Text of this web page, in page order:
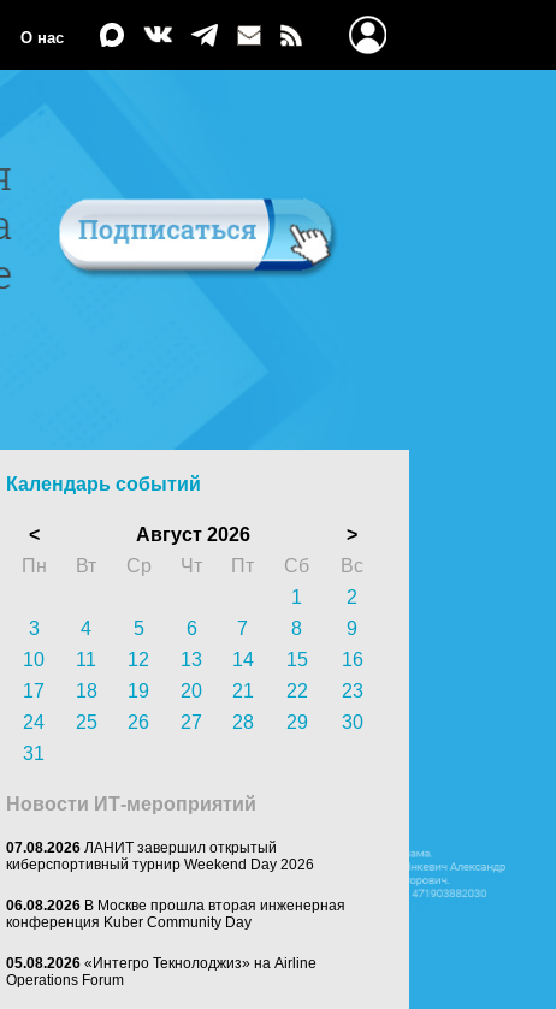
О нас
Календарь событий
< Август 2026
>
Пн
Вт Ср Чт Пт Сб
Вс
1
2
3
4 5 6 7 8
9
10
11 12 13 14 15
16
17
18 19 20 21 22
23
24
25 26 27 28 29
30
31
Новости ИТ-мероприятий
07.08.2026 ЛАНИТ завершил открытый
киберспортивный турнир Weekend Day 2026
06.08.2026 В Москве прошла вторая инженерная
конференция Kuber Community Day
05.08.2026 «Интегро Текнолоджиз» на Airline
Operations Forum